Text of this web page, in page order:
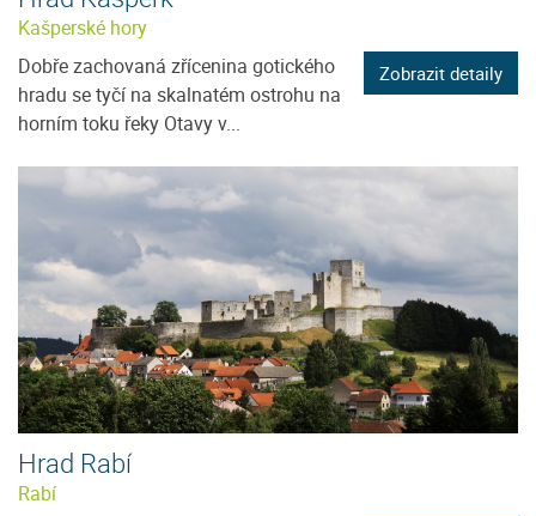
Kašperské hory
Dobře zachovaná zřícenina gotického
hradu se tyčí na skalnatém ostrohu na
horním toku řeky Otavy v...
Zobrazit detaily
Hrad Rabí
Rabí